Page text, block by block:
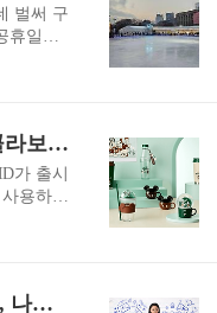
공식
린이집
건증)이
판매업
와 같..
벌써 구
휴일까
거주
앞)✓ 운
9일(일)✓
주말
: 10:0
료 : 시
2023년 스타벅스 오텀 디즈니 콜라보 MD 가격 및 구매꿀팁
가 출시
용하여
관심있
. 스타
내가 사랑했던 모든 남자들에게, 나의 짝사랑이 공개된다면?